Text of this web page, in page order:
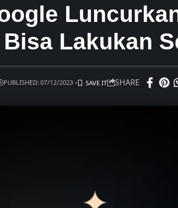
Lakukan
PUBLISHED: 07/12/2023 SHARE